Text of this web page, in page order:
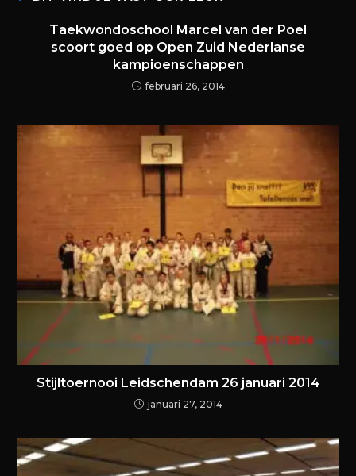
Taekwondoschool Marcel van der Poel
scoort goed op Open Zuid Nederlanse
kampioenschappen
februari 26, 2014
Stijltoernooi Leidschendam 26 januari 2014
januari 27, 2014